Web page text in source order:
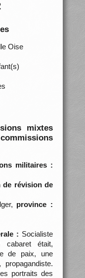
Oise
mixtes
militaires :
de révision de
province :
: Socialiste
cabaret était,
de paix, une
portraits des